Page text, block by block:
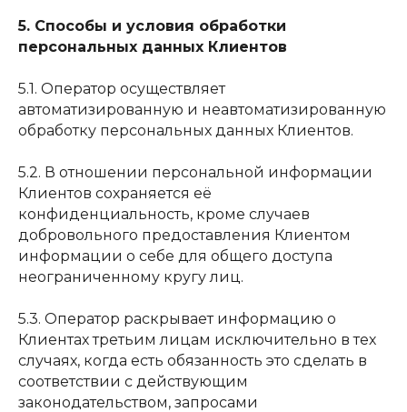
5. Способы и условия обработки
персональных данных Клиентов
5.1. Оператор осуществляет
автоматизированную и неавтоматизированную
обработку персональных данных Клиентов.
5.2. В отношении персональной информации
Клиентов сохраняется её
конфиденциальность, кроме случаев
добровольного предоставления Клиентом
информации о себе для общего доступа
неограниченному кругу лиц.
5.3. Оператор раскрывает информацию о
Клиентах третьим лицам исключительно в тех
случаях, когда есть обязанность это сделать в
соответствии с действующим
законодательством, запросами